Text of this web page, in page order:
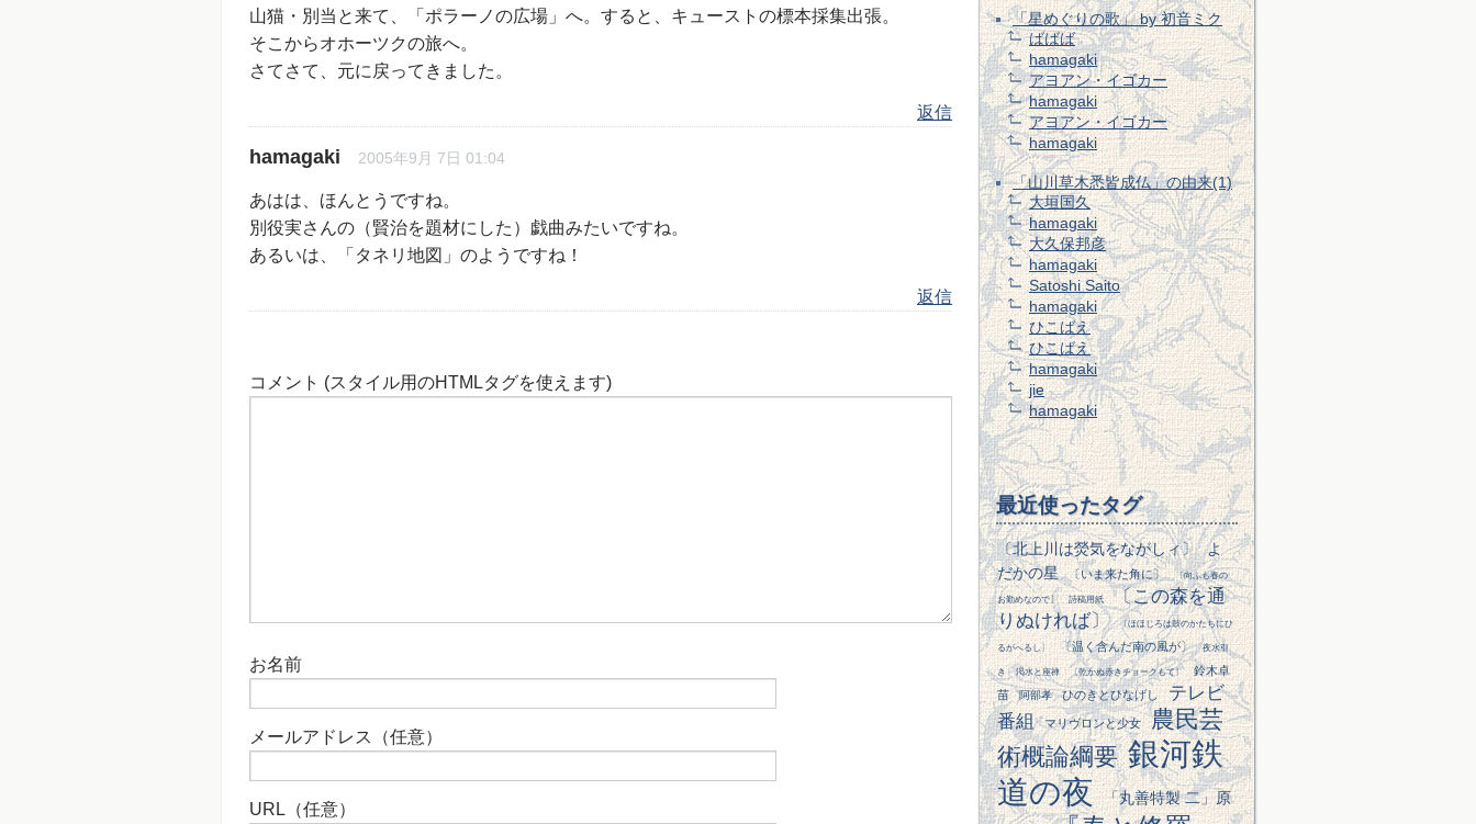
山猫・別当と来て、「ポラーノの広場」へ。すると、キューストの標本採集出張。
そこからオホーツクの旅へ。
さてさて、元に戻ってきました。
返信
hamagaki 2005年9月 7日 01:04
あはは、ほんとうですね。
別役実さんの（賢治を題材にした）戯曲みたいですね。
あるいは、「タネリ地図」のようですね！
返信
コメント (スタイル用のHTMLタグを使えます)
お名前
メールアドレス（任意）
URL（任意）
「星めぐりの歌」 by 初音ミク
ばばば
hamagaki
アヨアン・イゴカー
hamagaki
アヨアン・イゴカー
hamagaki
「山川草木悉皆成仏」の由来(1)
大垣国久
hamagaki
大久保邦彦
hamagaki
Satoshi Saito
hamagaki
ひこばえ
ひこばえ
hamagaki
jie
hamagaki
最近使ったタグ
〔北上川は熒気をながしィ〕 よ
だかの星
〔いま来た角に〕 〔向ふも春の
お勤めなので〕 詩稿用紙
〔この森を通
りぬければ〕
〔ほほじろは鼓のかたちにひ
るがへるし〕 〔温く含んだ南の風が〕 夜水引
き 渇水と座禅 〔乾かぬ赤きチョークもて〕
鈴木卓
苗
阿部孝 ひのきとひなげし
テレビ
番組
マリヴロンと少女
農民芸
術概論綱要 銀河鉄
道の夜
「丸善特製 二」原